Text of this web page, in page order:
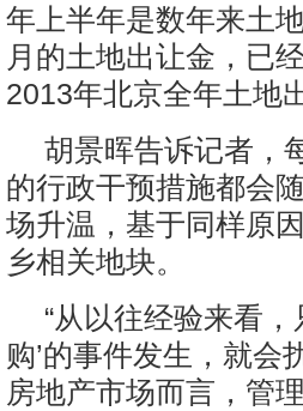
年上半年是数年来土
月的土地出让金，已
2013年北京全年土地
胡景晖告诉记者，
的行政干预措施都会
场升温，基于同样原
乡相关地块。
“从以往经验来看，
购’的事件发生，就会
房地产市场而言，管